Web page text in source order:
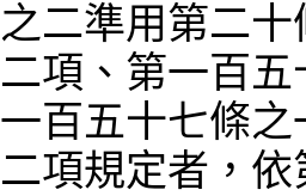
之二準用第二
二項、第一百
一百五十七條
二項規定者，